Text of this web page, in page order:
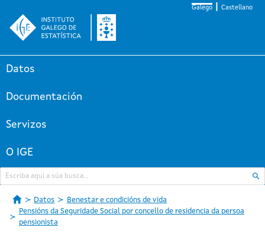
Galego Castellano
Datos
Documentación
Servizos
O IGE
Datos
Benestar e condicións de vida
Pensións da Seguridade Social por concello de residencia da persoa
pensionista